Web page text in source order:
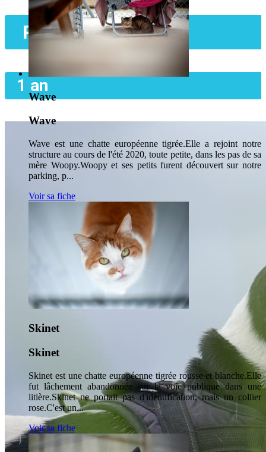
Paca
1 an
Wave
Wave
Wave est une chatte européenne tigrée.Elle a rejoint notre
structure au cours de l'été 2020, toute petite, dans les pas de sa
mère Woopy.Woopy et ses petits furent découvert sur notre
parking, p...
Voir sa fiche
Skinet
Skinet
Skinet est une chatte européenne tigrée rousse et blanche.Elle
fut lâchement abandonnée sur la voie publique dans une
litière.Skinet ne portait pas d'identification, mais un collier
rose.C'est un...
Voir sa fiche